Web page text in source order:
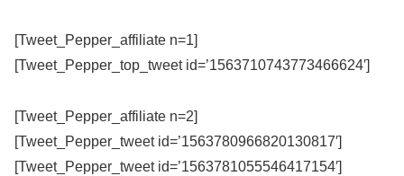
[Tweet_Pepper_affiliate n=1]
[Tweet_Pepper_top_tweet id=’1563710743773466624′]
[Tweet_Pepper_affiliate n=2]
[Tweet_Pepper_tweet id=’1563780966820130817′]
[Tweet_Pepper_tweet id=’1563781055546417154′]